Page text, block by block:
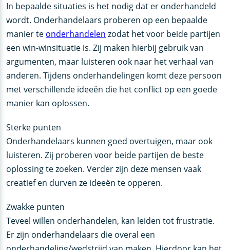
In bepaalde situaties is het nodig dat er onderhandeld
wordt. Onderhandelaars proberen op een bepaalde
manier te onderhandelen zodat het voor beide partijen
een win-winsituatie is. Zij maken hierbij gebruik van
argumenten, maar luisteren ook naar het verhaal van
anderen. Tijdens onderhandelingen komt deze persoon
met verschillende ideeën die het conflict op een goede
manier kan oplossen.
Sterke punten
Onderhandelaars kunnen goed overtuigen, maar ook
luisteren. Zij proberen voor beide partijen de beste
oplossing te zoeken. Verder zijn deze mensen vaak
creatief en durven ze ideeën te opperen.
Zwakke punten
Teveel willen onderhandelen, kan leiden tot frustratie.
Er zijn onderhandelaars die overal een